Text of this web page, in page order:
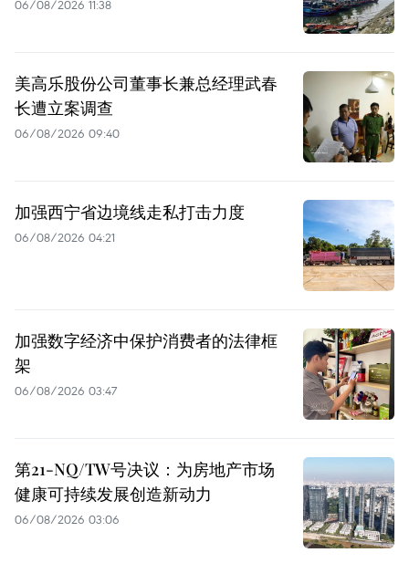
06/08/2026 11:38
美高乐股份公司董事长兼总经理武春
长遭立案调查
06/08/2026 09:40
加强西宁省边境线走私打击力度
06/08/2026 04:21
加强数字经济中保护消费者的法律框
架
06/08/2026 03:47
第21-NQ/TW号决议：为房地产市场
健康可持续发展创造新动力
06/08/2026 03:06